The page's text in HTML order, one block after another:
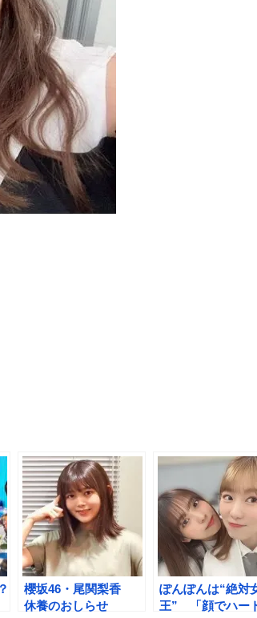
櫻坂46・尾関梨香
休養のおしらせ
ぽんぽんは“絶対
王” 「顔でハー